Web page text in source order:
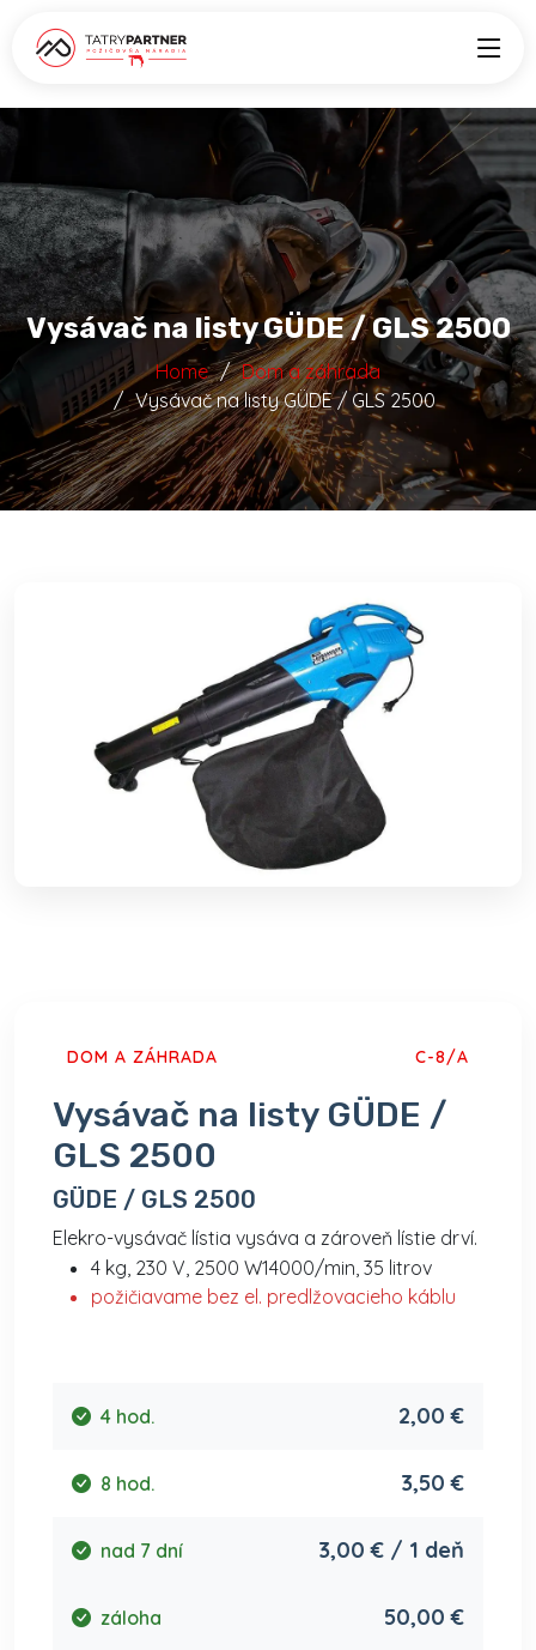
Vysávač na listy GÜDE / GLS 2500
Home
Dom a záhrada
Vysávač na listy GÜDE / GLS 2500
DOM A ZÁHRADA C-8/A
Vysávač na listy GÜDE /
GLS 2500
GÜDE / GLS 2500
Elekro-vysávač lístia vysáva a zároveň lístie drví.
4 kg, 230 V, 2500 W14000/min, 35 litrov
požičiavame bez el. predlžovacieho káblu
4 hod. 2,00 €
8 hod. 3,50 €
nad 7 dní 3,00 € / 1 deň
záloha 50,00 €